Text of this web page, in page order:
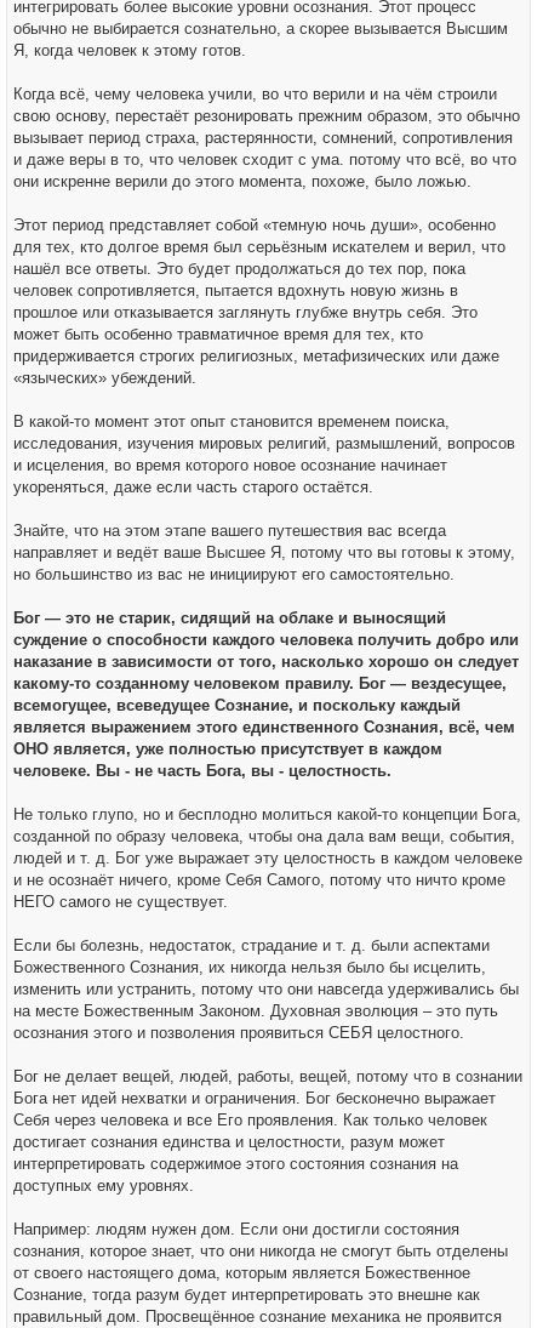
интегрировать более высокие уровни осознания. Этот процесс
обычно не выбирается сознательно, а скорее вызывается Высшим
Я, когда человек к этому готов.
Когда всё, чему человека учили, во что верили и на чём строили
свою основу, перестаёт резонировать прежним образом, это обычно
вызывает период страха, растерянности, сомнений, сопротивления
и даже веры в то, что человек сходит с ума. потому что всё, во что
они искренне верили до этого момента, похоже, было ложью.
Этот период представляет собой «темную ночь души», особенно
для тех, кто долгое время был серьёзным искателем и верил, что
нашёл все ответы. Это будет продолжаться до тех пор, пока
человек сопротивляется, пытается вдохнуть новую жизнь в
прошлое или отказывается заглянуть глубже внутрь себя. Это
может быть особенно травматичное время для тех, кто
придерживается строгих религиозных, метафизических или даже
«языческих» убеждений.
В какой-то момент этот опыт становится временем поиска,
исследования, изучения мировых религий, размышлений, вопросов
и исцеления, во время которого новое осознание начинает
укореняться, даже если часть старого остаётся.
Знайте, что на этом этапе вашего путешествия вас всегда
направляет и ведёт ваше Высшее Я, потому что вы готовы к этому,
но большинство из вас не инициируют его самостоятельно.
Бог — это не старик, сидящий на облаке и выносящий
суждение о способности каждого человека получить добро или
наказание в зависимости от того, насколько хорошо он следует
какому-то созданному человеком правилу. Бог — вездесущее,
всемогущее, всеведущее Сознание, и поскольку каждый
является выражением этого единственного Сознания, всё, чем
ОНО является, уже полностью присутствует в каждом
человеке. Вы - не часть Бога, вы - целостность.
Не только глупо, но и бесплодно молиться какой-то концепции Бога,
созданной по образу человека, чтобы она дала вам вещи, события,
людей и т. д. Бог уже выражает эту целостность в каждом человеке
и не осознаёт ничего, кроме Себя Самого, потому что ничто кроме
НЕГО самого не существует.
Если бы болезнь, недостаток, страдание и т. д. были аспектами
Божественного Сознания, их никогда нельзя было бы исцелить,
изменить или устранить, потому что они навсегда удерживались бы
на месте Божественным Законом. Духовная эволюция – это путь
осознания этого и позволения проявиться СЕБЯ целостного.
Бог не делает вещей, людей, работы, вещей, потому что в сознании
Бога нет идей нехватки и ограничения. Бог бесконечно выражает
Себя через человека и все Его проявления. Как только человек
достигает сознания единства и целостности, разум может
интерпретировать содержимое этого состояния сознания на
доступных ему уровнях.
Например: людям нужен дом. Если они достигли состояния
сознания, которое знает, что они никогда не смогут быть отделены
от своего настоящего дома, которым является Божественное
Сознание, тогда разум будет интерпретировать это внешне как
правильный дом. Просвещённое сознание механика не проявится